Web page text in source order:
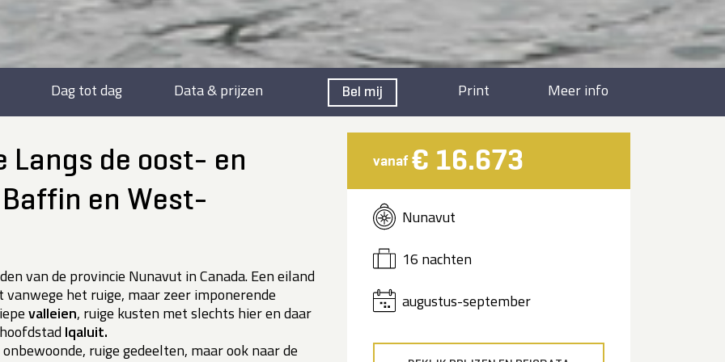
Dag tot dag Data & prijzen Bel mij Print Meer info
Langs de oost- en
en West-
van de provincie Nunavut in Canada. Een eiland
het ruige, maar zeer imponerende
valleien, ruige kusten met slechts hier en daar
Iqaluit.
ruige gedeelten, maar ook naar de
vanaf € 16.673
Nunavut
16 nachten
augustus-september